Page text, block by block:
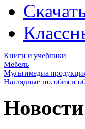
Книги и учебники
Мебель
Мультимедиа
Наглядные пособия и
Новости